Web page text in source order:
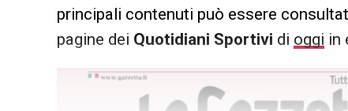
principali contenuti può essere
pagine dei Quotidiani Sportivi di oggi in